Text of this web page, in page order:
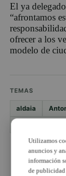
El ya
“afrontamos
ofrecer a los
modelo de
TEMAS
aldaia
Utilizamos
anuncios y
información
de publicidad